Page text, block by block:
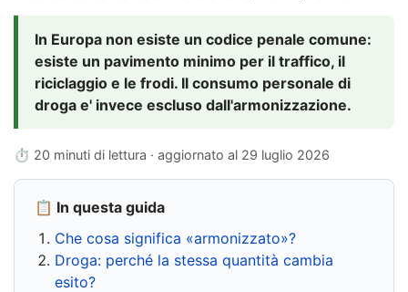
In Europa non esiste un codice penale comune:
esiste un pavimento minimo per il traffico, il
riciclaggio e le frodi. Il consumo personale di
droga e' invece escluso dall'armonizzazione.
⏱ 20 minuti di lettura · aggiornato al 29 luglio 2026
📋 In questa guida
Che cosa significa «armonizzato»?
Droga: perché la stessa quantità cambia
esito?